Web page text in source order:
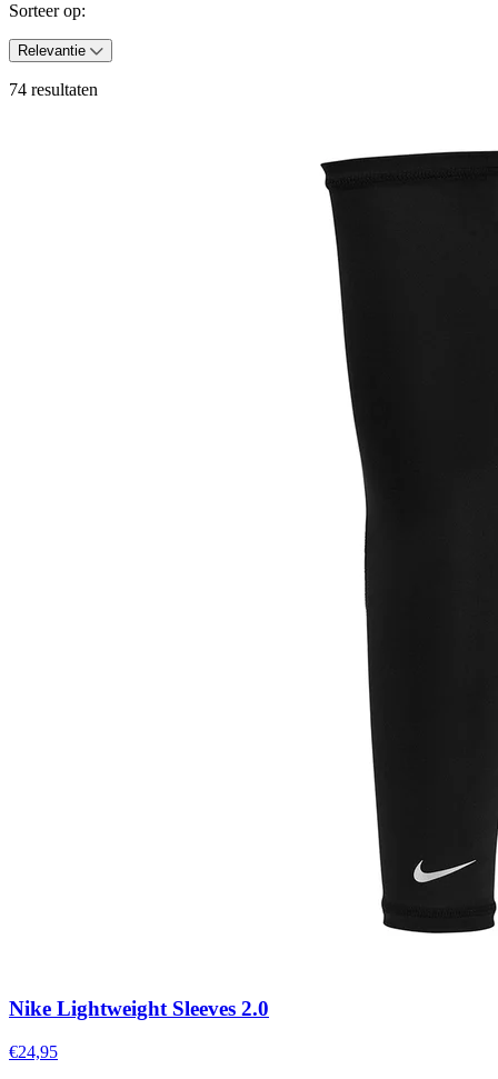
Sorteer op:
Relevantie
74 resultaten
Nike Lightweight Sleeves 2.0
€24,95